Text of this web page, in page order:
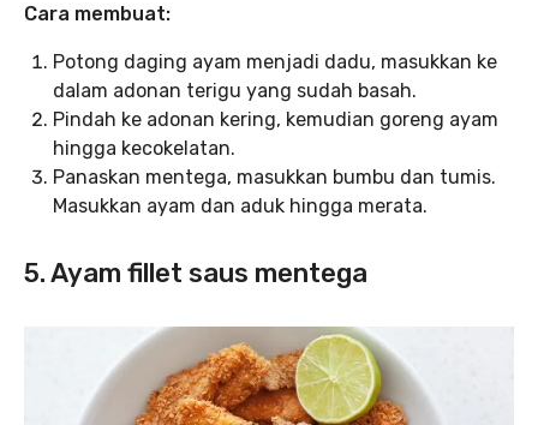
Cara membuat:
Potong daging ayam menjadi dadu, masukkan ke
dalam adonan terigu yang sudah basah.
Pindah ke adonan kering, kemudian goreng ayam
hingga kecokelatan.
Panaskan mentega, masukkan bumbu dan tumis.
Masukkan ayam dan aduk hingga merata.
5. Ayam fillet saus mentega